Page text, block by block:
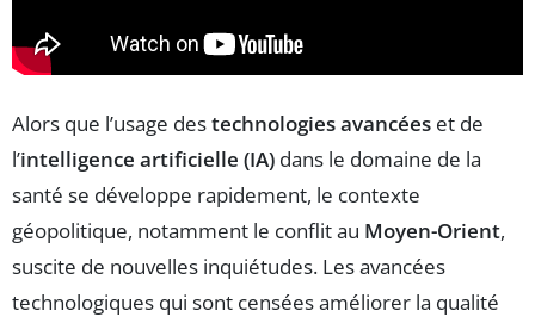
Alors que l’usage destechnologies avancées et de
l’intelligence artificielle (IA) dans le domaine de la
santé se développe rapidement, le contexte
géopolitique, notamment le conflit au Moyen-Orient,
suscite de nouvelles inquiétudes. Les avancées
technologiques qui sont censées améliorer la qualité